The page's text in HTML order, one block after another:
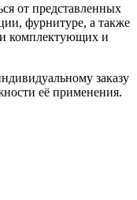
от представленных
фурнитуре, а также
комплектующих и
заказу
её применения.